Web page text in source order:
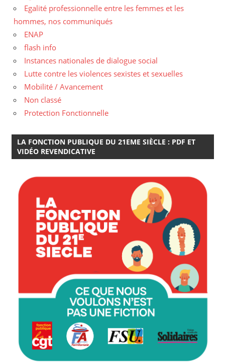
Egalité professionnelle entre les femmes et les
hommes, nos communiqués
ENAP
flash info
Instances nationales de dialogue social
Lutte contre les violences sexistes et sexuelles
Mobilité / Avancement
Non classé
Protection Fonctionnelle
LA FONCTION PUBLIQUE DU 21EME SIÈCLE : PDF ET
VIDÉO REVENDICATIVE